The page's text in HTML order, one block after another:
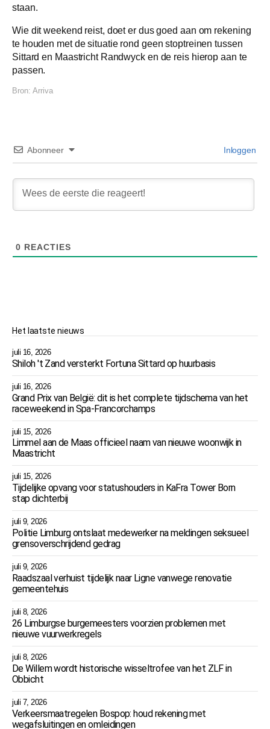
staan.
Wie dit weekend reist, doet er dus goed aan om rekening
te houden met de situatie rond geen stoptreinen tussen
Sittard en Maastricht Randwyck en de reis hierop aan te
passen.
Bron:Arriva
Abonneer Inloggen
0 REACTIES
Het laatste nieuws
juli 16, 2026
Shiloh 't Zand versterkt Fortuna Sittard op huurbasis
juli 16, 2026
Grand Prix van België: dit is het complete tijdschema van het
raceweekend in Spa-Francorchamps
juli 15, 2026
Limmel aan de Maas officieel naam van nieuwe woonwijk in
Maastricht
juli 15, 2026
Tijdelijke opvang voor statushouders in KaFra Tower Born
stap dichterbij
juli 9, 2026
Politie Limburg ontslaat medewerker na meldingen seksueel
grensoverschrijdend gedrag
juli 9, 2026
Raadszaal verhuist tijdelijk naar Ligne vanwege renovatie
gemeentehuis
juli 8, 2026
26 Limburgse burgemeesters voorzien problemen met
nieuwe vuurwerkregels
juli 8, 2026
De Willem wordt historische wisseltrofee van het ZLF in
Obbicht
juli 7, 2026
Verkeersmaatregelen Bospop: houd rekening met
wegafsluitingen en omleidingen